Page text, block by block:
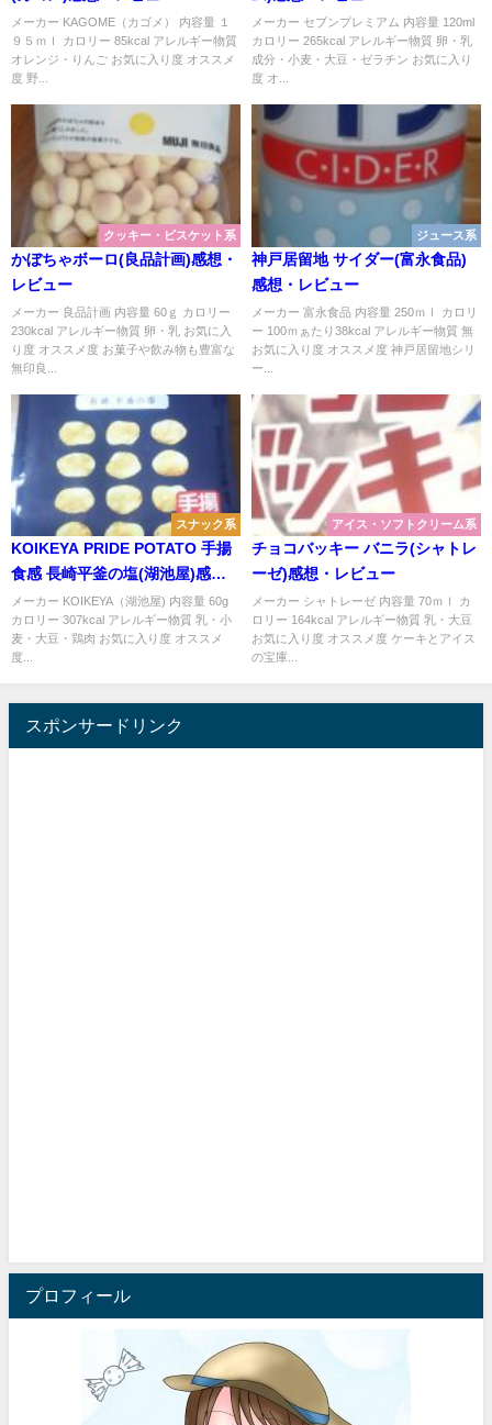
メーカー KAGOME（カゴメ） 内容量 １
９５ｍｌ カロリー 85kcal アレルギー物質
オレンジ・りんご お気に入り度 オススメ
度 野...
メーカー セブンプレミアム 内容量 120ml
カロリー 265kcal アレルギー物質 卵・乳
成分・小麦・大豆・ゼラチン お気に入り
度 オ...
クッキー・ビスケット系
かぼちゃボーロ(良品計画)感想・
レビュー
メーカー 良品計画 内容量 60ｇ カロリー
230kcal アレルギー物質 卵・乳 お気に入
り度 オススメ度 お菓子や飲み物も豊富な
無印良...
ジュース系
神戸居留地 サイダー(富永食品)
感想・レビュー
メーカー 富永食品 内容量 250ｍｌ カロリ
ー 100ｍぁたり38kcal アレルギー物質 無
お気に入り度 オススメ度 神戸居留地シリ
ー...
スナック系
KOIKEYA PRIDE POTATO 手揚
食感 長崎平釜の塩(湖池屋)感
想・レビュー
メーカー KOIKEYA（湖池屋) 内容量 60g
カロリー 307kcal アレルギー物質 乳・小
麦・大豆・鶏肉 お気に入り度 オススメ
度...
アイス・ソフトクリーム系
チョコバッキー バニラ(シャトレ
ーゼ)感想・レビュー
メーカー シャトレーゼ 内容量 70ｍｌ カ
ロリー 164kcal アレルギー物質 乳・大豆
お気に入り度 オススメ度 ケーキとアイス
の宝庫...
スポンサードリンク
プロフィール